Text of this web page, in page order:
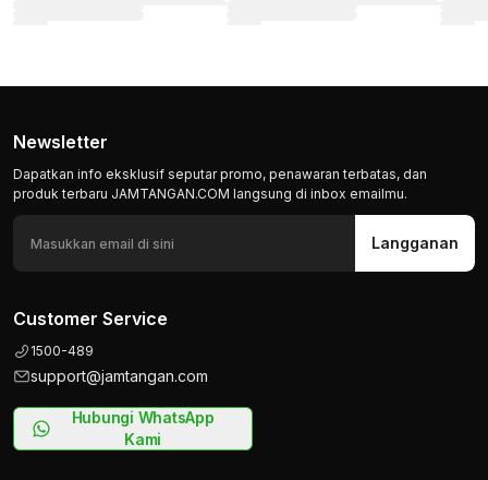
Newsletter
Dapatkan info eksklusif seputar promo, penawaran terbatas, dan
produk terbaru JAMTANGAN.COM langsung di inbox emailmu.
Langganan
Customer Service
1500-489
support@jamtangan.com
Hubungi WhatsApp
Kami